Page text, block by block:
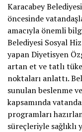
Karacabey
öncesinde
amacıyla önemli
Belediyesi Sosyal
yapan Diyetisyen
artan et ve tatlı
noktaları anlattı.
sunulan beslenme
kapsamında
programları
süreçleriyle sağlıklı